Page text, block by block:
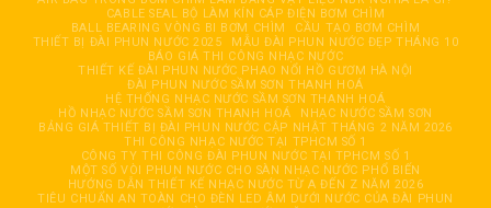
CABLE SEAL BỘ LÀM KÍN CÁP ĐIỆN BƠM CHÌM
BALL BEARING VÒNG BI BƠM CHÌM
CẦU TẠO BƠM CHÌM
THIẾT BỊ ĐÀI PHUN NƯỚC 2025
MẪU ĐÀI PHUN NƯỚC ĐẸP THÁNG 10
BÁO GIÁ THI CÔNG NHẠC NƯỚC
THIẾT KẾ ĐÀI PHUN NƯỚC PHAO NỔI HỒ GƯƠM HÀ NỘI
ĐÀI PHUN NƯỚC SẦM SƠN THANH HOÁ
HỆ THỐNG NHẠC NƯỚC SẦM SƠN THANH HOÁ
HỒ NHẠC NƯỚC SẦM SƠN THANH HOÁ
NHẠC NƯỚC SẦM SƠN
BẢNG GIÁ THIẾT BỊ ĐÀI PHUN NƯỚC CẬP NHẬT THÁNG 2 NĂM 2026
THI CÔNG NHẠC NƯỚC TẠI TPHCM SỐ 1
CÔNG TY THI CÔNG ĐÀI PHUN NƯỚC TẠI TPHCM SỐ 1
MỘT SỐ VÒI PHUN NƯỚC CHO SÀN NHẠC NƯỚC PHỔ BIẾN
HƯỚNG DẪN THIẾT KẾ NHẠC NƯỚC TỪ A ĐẾN Z NĂM 2026
TIÊU CHUẨN AN TOÀN CHO ĐÈN LED ÂM DƯỚI NƯỚC CỦA ĐÀI PHUN